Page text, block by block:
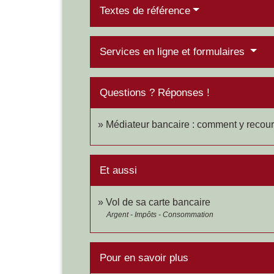
Textes de référence
Services en ligne et formulaires
Questions ? Réponses !
Médiateur bancaire : comment y
Et aussi
Vol de sa carte bancaire
Argent - Impôts - Consommation
Pour en savoir plus